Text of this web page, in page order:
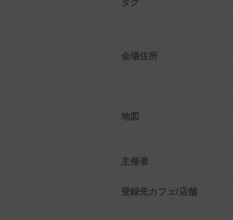
タグ
会場住所
地図
主催者
登録先カフェ/店舗